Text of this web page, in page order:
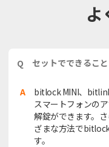
よ
Q セットでできること
A
bitlock MINI、
スマートフォンの
解錠ができます。
ざまな方法で
す。